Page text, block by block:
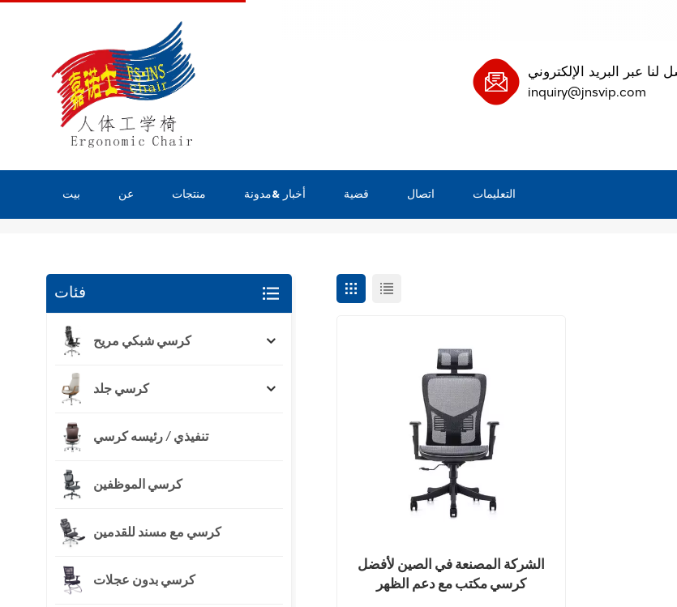
لنا عبر البريد الإلكتروني
inquiry@jnsvip.com
بيت عن منتجات أخبار &مدونة قضية اتصال التعليمات
يبحث
الشركة المصنعة في الصين لأفضل
كرسي مكتب مع دعم الظهر
فئات
كرسي شبكي مريح
كرسي جلد
تنفيذي / رئيسه كرسي
كرسي الموظفين
كرسي مع مسند للقدمين
كرسي بدون عجلات